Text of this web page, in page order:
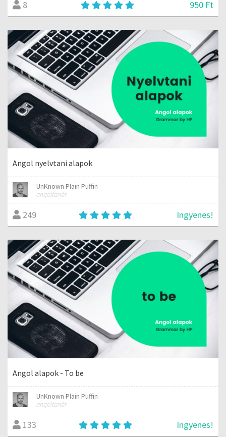
8 950 Ft
Angol nyelvtani alapok
UnKnown Plain Puffin
angoltanár
249 Ingyenes!
Angol alapok - To be
UnKnown Plain Puffin
angoltanár
133 Ingyenes!